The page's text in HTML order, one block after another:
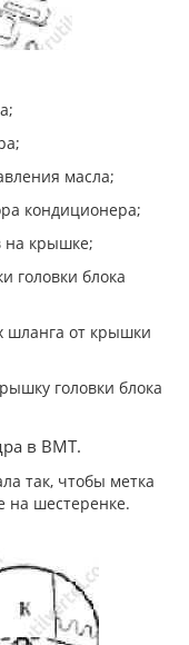
масла;
кондиционера;
на крышке;
головки блока
шланга от крышки
головки блока
в ВМТ.
так, чтобы метка
на шестеренке.